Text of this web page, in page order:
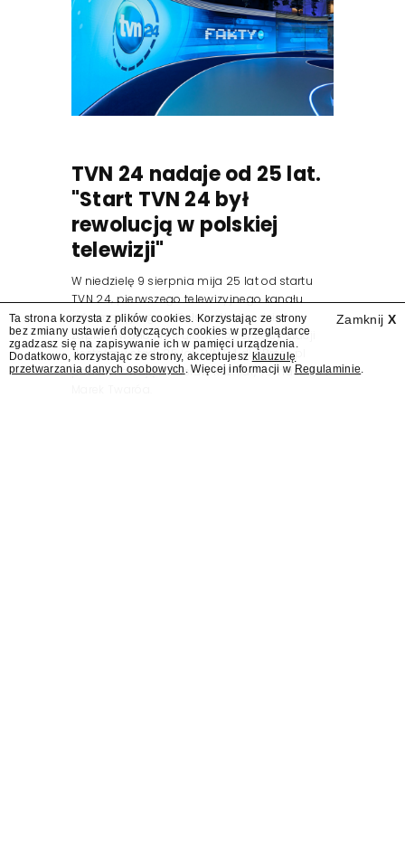
TVN 24 nadaje od 25 lat.
"Start TVN 24 był
rewolucją w polskiej
telewizji"
W niedzielę 9 sierpnia mija 25 lat od startu
TVN 24, pierwszego telewizyjnego kanału
informacyjnego w Polsce. Na ten dzień
zaplanowano finał urodzinowej trasy stacji
"Jesteśmy stąd". 25 lat TVN 24 dla Press.pl
podsumowują Jarosław Kuźniar, Tomasz Lis i
Zamknij X
Ta strona korzysta z plików cookies. Korzystając ze strony
bez zmiany ustawień dotyczących cookies w przeglądarce
zgadzasz się na zapisywanie ich w pamięci urządzenia.
Dodatkowo, korzystając ze strony, akceptujesz klauzulę
przetwarzania danych osobowych . Więcej informacji w Regulaminie.